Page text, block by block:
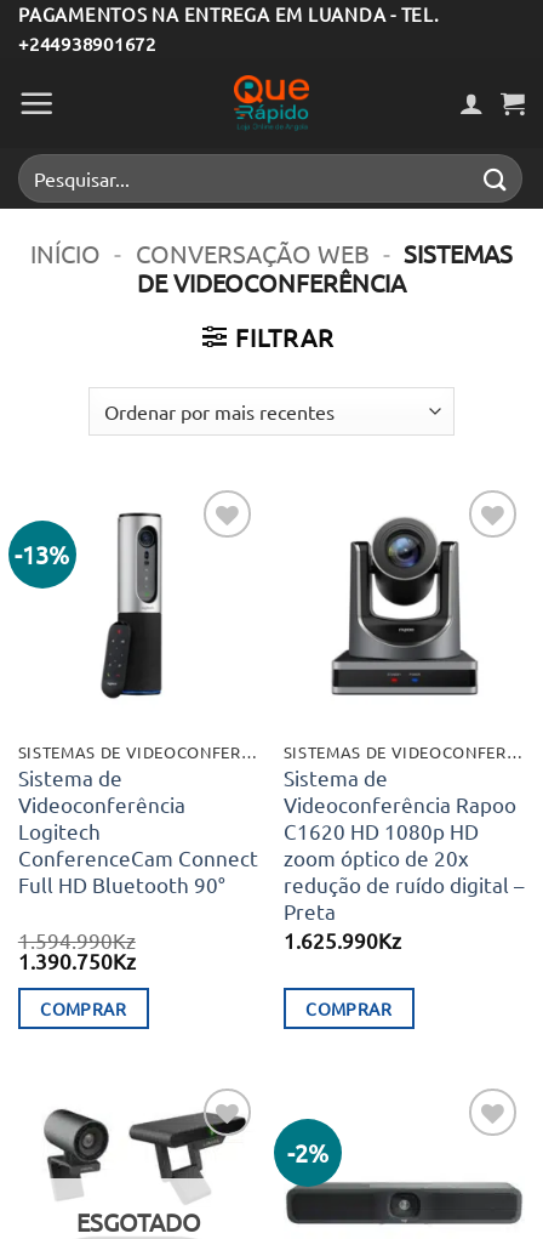
Skip
to
content
PAGAMENTOS NA ENTREGA EM LUANDA - TEL.
+244938901672
Pesquisar
por:
INÍCIO - CONVERSAÇÃO WEB - SISTEMAS
DE VIDEOCONFERÊNCIA
FILTRAR
-13%
SISTEMAS DE VIDEOCONFERÊNCIA
Sistema de
Videoconferência
Logitech
ConferenceCam Connect
Full HD Bluetooth 90°
1.594.990Kz
O
original
era:
1.390.750KzO
é:
COMPRAR
Adicionar
aos meus
desejos
SISTEMAS DE VIDEOCONFERÊNCIA
Sistema de
Videoconferência Rapoo
C1620 HD 1080p HD
zoom óptico de 20x
redução de ruído digital –
Preta
1.625.990Kz
COMPRAR
Adicionar
aos meus
desejos
ESGOTADO
-2%
aos meus